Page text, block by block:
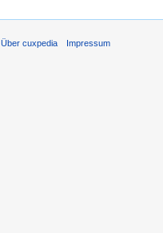
Über cuxpedia Impressum